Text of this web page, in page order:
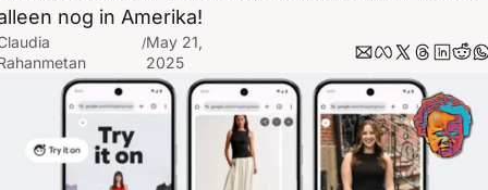
nog in Amerika!
/May 21,
2025